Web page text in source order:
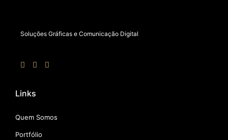
Soluções Gráficas e Comunicação Digital
Links
Quem Somos
Portfólio